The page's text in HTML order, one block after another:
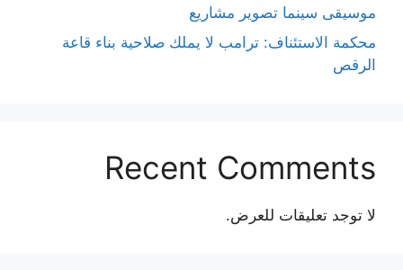
موسيقى سينما تصوير مشاريع
محكمة الاستئناف: ترامب لا يملك صلاحية بناء قاعة
الرقص
Recent Comments
لا توجد تعليقات للعرض.